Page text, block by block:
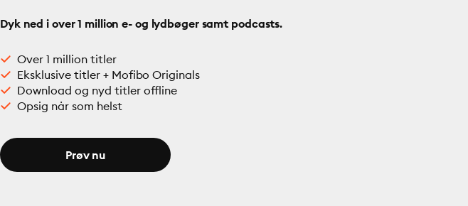
Dyk ned i over 1 million e- og lydbøger samt podcasts.
Over 1 million titler
Eksklusive titler + Mofibo Originals
Download og nyd titler offline
Opsig når som helst
Prøv nu